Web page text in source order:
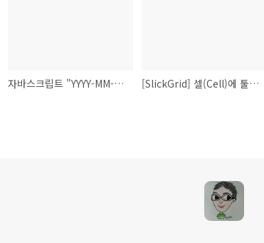
자바스크립트 "YYYY-MM-DD" 형식의 문자 날짜 체크 [SlickGrid] 셀(Cell)에 툴팁(Tooltip) 표시하기